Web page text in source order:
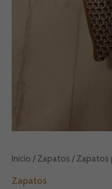
Inicio / Zapatos / Zapatos
Zapatos